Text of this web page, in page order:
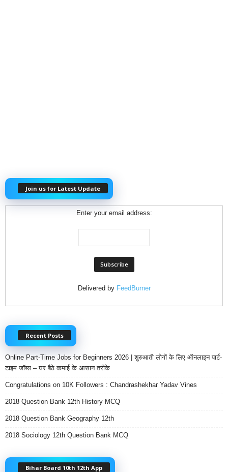
Join us for Latest Update
Enter your email address:
Delivered by FeedBurner
Recent Posts
Online Part-Time Jobs for Beginners 2026 | शुरुआती लोगों के लिए ऑनलाइन पार्ट-
टाइम जॉब्स – घर बैठे कमाई के आसान तरीके
Congratulations on 10K Followers : Chandrashekhar Yadav Vines
2018 Question Bank 12th History MCQ
2018 Question Bank Geography 12th
2018 Sociology 12th Question Bank MCQ
Bihar Board 10th 12th App